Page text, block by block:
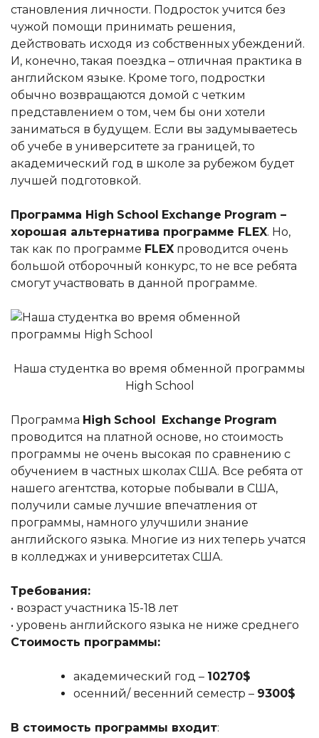
становления личности. Подросток учится без
чужой помощи принимать решения,
действовать исходя из собственных убеждений.
И, конечно, такая поездка – отличная практика в
английском языке. Кроме того, подростки
обычно возвращаются домой с четким
представлением о том, чем бы они хотели
заниматься в будущем. Если вы задумываетесь
об учебе в университете за границей, то
академический год в школе за рубежом будет
лучшей подготовкой.
Программа High School Exchange Program –
хорошая альтернатива программе FLEX. Но,
так как по программе FLEX проводится очень
большой отборочный конкурс, то не все ребята
смогут участвовать в данной программе.
Наша студентка во время обменной программы
High School
Программа High School Exchange Program
проводится на платной основе, но стоимость
программы не очень высокая по сравнению с
обучением в частных школах США. Все ребята от
нашего агентства, которые побывали в США,
получили самые лучшие впечатления от
программы, намного улучшили знание
английского языка. Многие из них теперь учатся
в колледжах и университетах США.
Требования:
• возраст участника 15-18 лет
• уровень английского языка не ниже среднего
Стоимость программы:
академический год – 10270$
осенний/ весенний семестр – 9300$
В стоимость программы входит: